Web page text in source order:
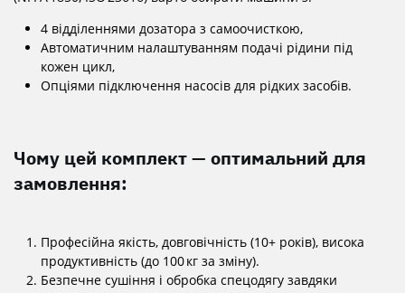
4 відділеннями дозатора з самоочисткою,
Автоматичним налаштуванням подачі рідини під
кожен цикл,
Опціями підключення насосів для рідких засобів.
Чому цей комплект — оптимальний для
замовлення:
Професійна якість, довговічність (10+ років), висока
продуктивність (до 100 кг за зміну).
Безпечне сушіння і обробка спецодягу завдяки